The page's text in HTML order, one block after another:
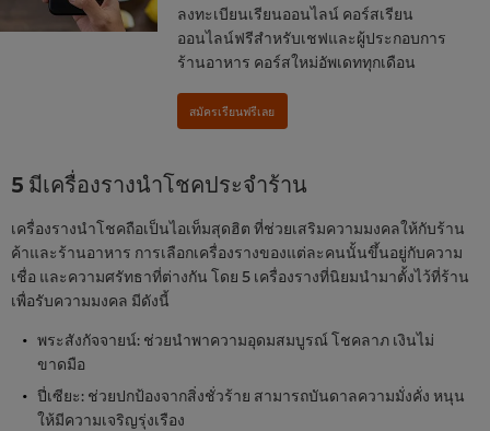
ลงทะเบียนเรียนออนไลน์ คอร์สเรียน
ออนไลน์ฟรีสำหรับเชฟและผู้ประกอบการ
ร้านอาหาร คอร์สใหม่อัพเดททุกเดือน
5 มีเครื่องรางนำโชคประจำร้าน
เครื่องรางนำโชคถือเป็นไอเท็มสุดฮิต ที่ช่วยเสริมความมงคลให้กับร้าน
ค้าและร้านอาหาร การเลือกเครื่องรางของแต่ละคนนั้นขึ้นอยู่กับความ
เชื่อ และความศรัทธาที่ต่างกัน โดย 5 เครื่องรางที่นิยมนำมาตั้งไว้ที่ร้าน
เพื่อรับความมงคล มีดังนี้
พระสังกัจจายน์: ช่วยนำพาความอุดมสมบูรณ์ โชคลาภ เงินไม่
ขาดมือ
ปี่เซียะ: ช่วยปกป้องจากสิ่งชั่วร้าย สามารถบันดาลความมั่งคั่ง หนุน
ให้มีความเจริญรุ่งเรือง